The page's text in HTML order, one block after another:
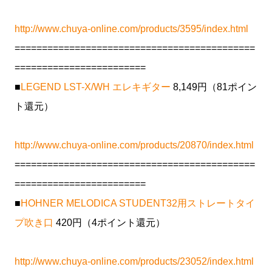
http://www.chuya-online.com/products/3595/index.html
============================================
========================
■ LEGEND LST-X/WH エレキギター 8,149円（81ポイン
ト還元）
http://www.chuya-online.com/products/20870/index.html
============================================
========================
■HOHNER MELODICA STUDENT32用ストレートタイ
プ吹き口 420円（4ポイント還元）
http://www.chuya-online.com/products/23052/index.html